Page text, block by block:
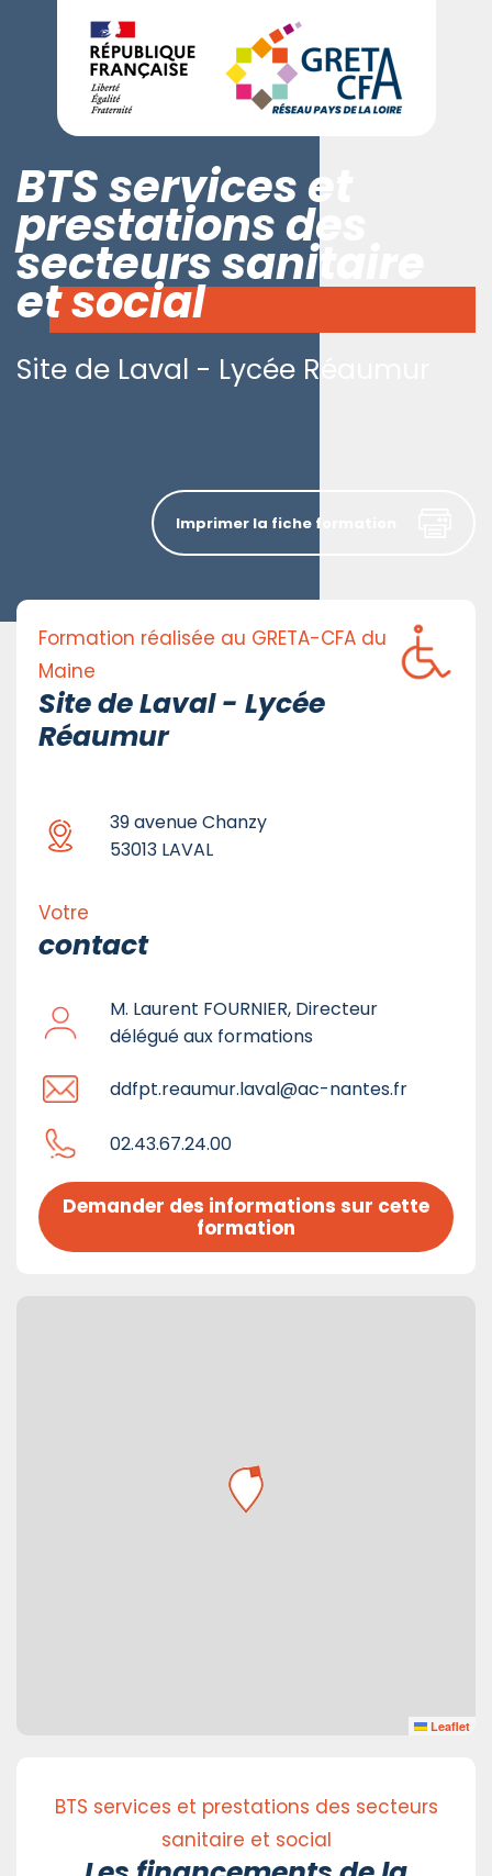
BTS services et
prestations des
secteurs sanitaire
et social
Site de Laval - Lycée Réaumur
Formation réalisée au GRETA-CFA du
Maine
Site de Laval - Lycée
Réaumur
39 avenue Chanzy
53013 LAVAL
Votre
contact
M. Laurent FOURNIER, Directeur
délégué aux formations
ddfpt.reaumur.laval@ac-nantes.fr
02.43.67.24.00
Demander des informations sur cette
formation
Imprimer la fiche formation
Leaflet
BTS services et prestations des secteurs
sanitaire et social